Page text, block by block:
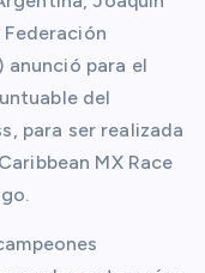
anunció para el
del
para ser realizada
MX Race